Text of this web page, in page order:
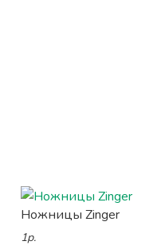
Ножницы Zinger
1р.